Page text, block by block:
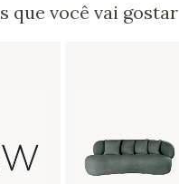
que você vai gostar